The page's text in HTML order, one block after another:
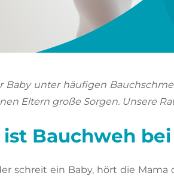
Baby unter häufigen
Eltern große Sorgen. Unsere
ist Bauchweh
schreit ein Baby, hört die